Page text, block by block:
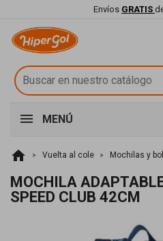
Envíos GRATIS
MENÚ
home Vuelta al cole Mochilas y
MOCHILA
SPEED CLUB 42CM